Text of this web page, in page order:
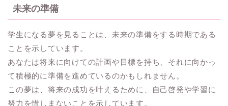
未来の準備
学生になる夢を見ることは、未来の準備をする時期である
ことを示しています。
あなたは将来に向けての計画や目標を持ち、それに向かっ
て積極的に準備を進めているのかもしれません。
この夢は、将来の成功を叶えるために、自己啓発や学習に
努力を惜しまないことを示しています。